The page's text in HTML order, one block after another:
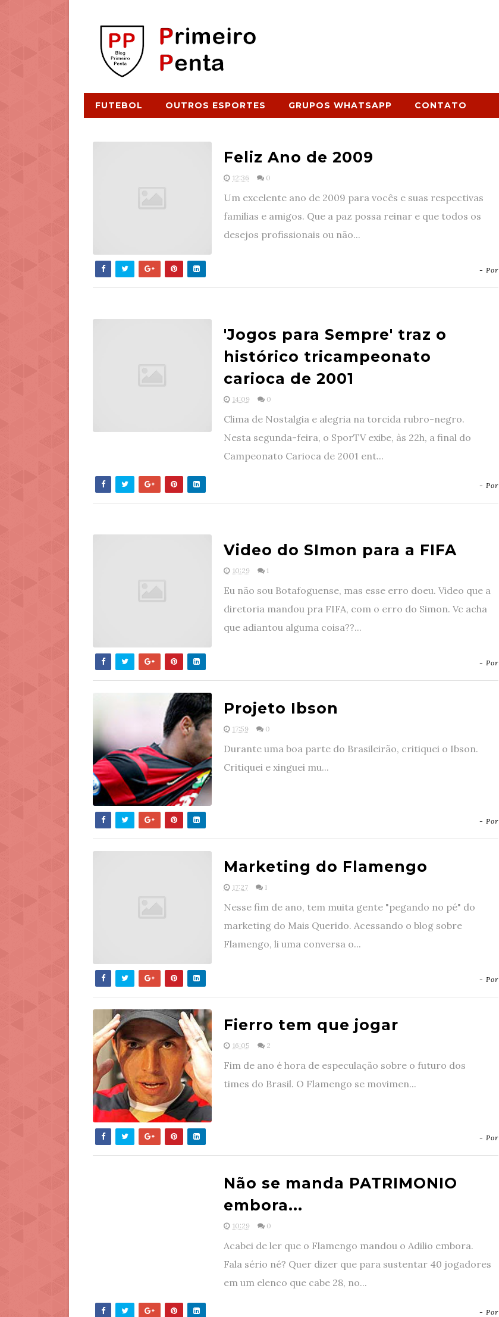
FUTEBOL OUTROS ESPORTES GRUPOS WHATSAPP CONTATO
Feliz Ano de 2009
12:36 0
Um excelente ano de 2009 para vocês e suas respectivas
familias e amigos. Que a paz possa reinar e que todos os
desejos profissionais ou não...
- Por
'Jogos para Sempre' traz o
histórico tricampeonato
carioca de 2001
14:09 0
Clima de Nostalgia e alegria na torcida rubro-negro.
Nesta segunda-feira, o SporTV exibe, às 22h, a final do
Campeonato Carioca de 2001 ent...
- Por
Video do SImon para a FIFA
10:29 1
Eu não sou Botafoguense, mas esse erro doeu. Video que a
diretoria mandou pra FIFA, com o erro do Simon. Vc acha
que adiantou alguma coisa??...
- Por
Projeto Ibson
17:59 0
Durante uma boa parte do Brasileirão, critiquei o Ibson.
Critiquei e xinguei mu...
- Por
Marketing do Flamengo
17:27 1
Nesse fim de ano, tem muita gente "pegando no pé" do
marketing do Mais Querido. Acessando o blog sobre
Flamengo, li uma conversa o...
- Por
Fierro tem que jogar
16:05 2
Fim de ano é hora de especulação sobre o futuro dos
times do Brasil. O Flamengo se movimen...
- Por
Não se manda PATRIMONIO
embora...
10:29 0
Acabei de ler que o Flamengo mandou o Adilio embora.
Fala sério né? Quer dizer que para sustentar 40 jogadores
em um elenco que cabe 28, no...
- Por